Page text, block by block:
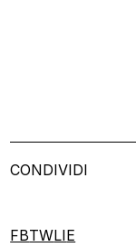
CONDIVIDI
FBTWLIE